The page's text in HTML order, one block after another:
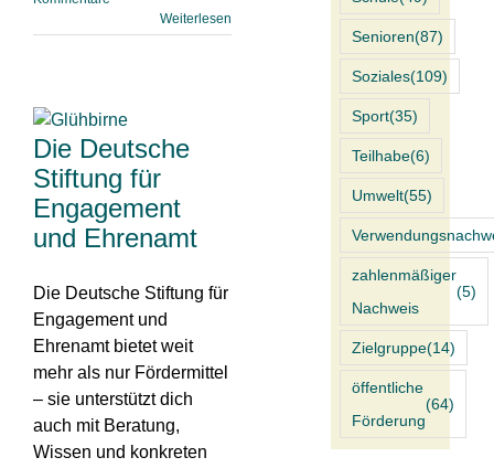
Weiterlesen
Die Deutsche
Stiftung für
Engagement
und Ehrenamt
Die Deutsche Stiftung für
Engagement und
Ehrenamt bietet weit
mehr als nur Fördermittel
– sie unterstützt dich
auch mit Beratung,
Wissen und konkreten
Senioren(87)
Soziales(109)
Sport(35)
Teilhabe(6)
Umwelt(55)
zahlenmäßiger
Nachweis
(5)
Zielgruppe(14)
öffentliche
Förderung
(64)